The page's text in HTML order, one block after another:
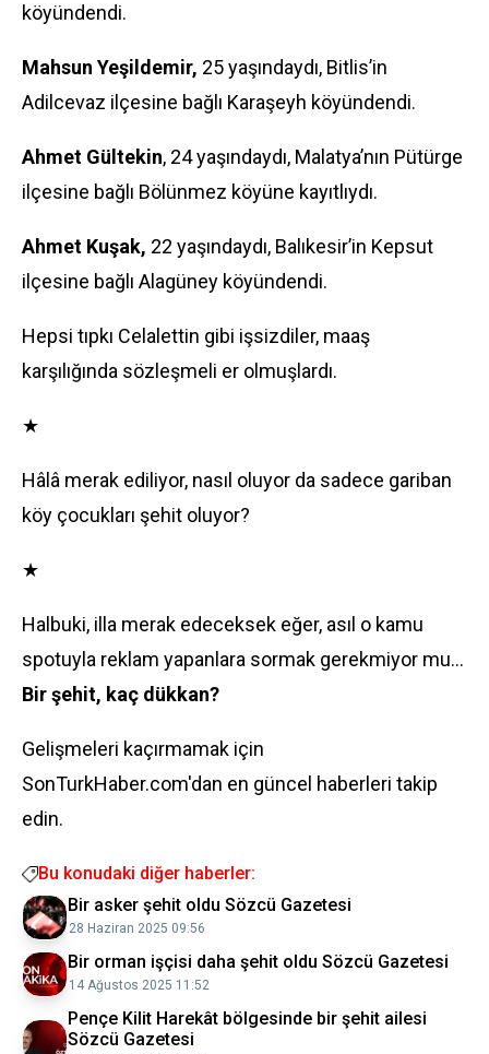
köyündendi.
Mahsun Yeşildemir, 25 yaşındaydı, Bitlis’in
Adilcevaz ilçesine bağlı Karaşeyh köyündendi.
Ahmet Gültekin, 24 yaşındaydı, Malatya’nın Pütürge
ilçesine bağlı Bölünmez köyüne kayıtlıydı.
Ahmet Kuşak, 22 yaşındaydı, Balıkesir’in Kepsut
ilçesine bağlı Alagüney köyündendi.
Hepsi tıpkı Celalettin gibi işsizdiler, maaş
karşılığında sözleşmeli er olmuşlardı.
★
Hâlâ merak ediliyor, nasıl oluyor da sadece gariban
köy çocukları şehit oluyor?
★
Halbuki, illa merak edeceksek eğer, asıl o kamu
spotuyla reklam yapanlara sormak gerekmiyor mu...
Bir şehit, kaç dükkan?
Gelişmeleri kaçırmamak için
SonTurkHaber.com'dan en güncel haberleri takip
edin.
Bu konudaki diğer haberler:
Bir asker şehit oldu Sözcü Gazetesi
28 Haziran 2025 09:56
Bir orman işçisi daha şehit oldu Sözcü Gazetesi
14 Ağustos 2025 11:52
Pençe Kilit Harekât bölgesinde bir şehit ailesi
Sözcü Gazetesi